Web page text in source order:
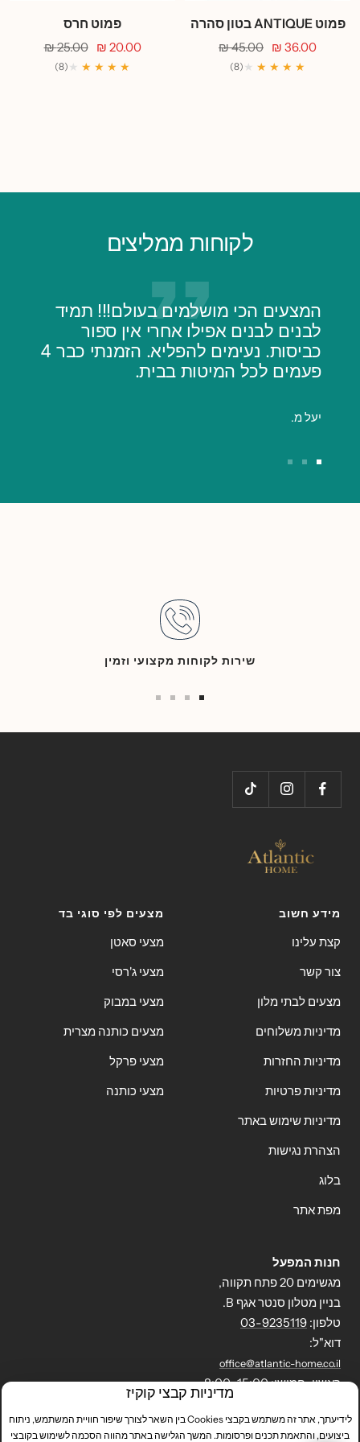
פמוט ANTIQUE בטון סהרה
מחיר
מבצע
36.00 ₪
מחיר
רגיל
45.00 ₪
★ ★ ★ ★
★
(8)
פמוט חרס
מחיר
מבצע
20.00 ₪
מחיר
רגיל
25.00 ₪
★ ★ ★ ★
★
(8)
לקוחות ממליצים
המצעים הכי מושלמים בעולם!!! תמיד
לבנים לבנים אפילו אחרי אין ספור
כביסות. נעימים להפליא. הזמנתי כבר 4
פעמים לכל המיטות בבית.
יעל מ.
שירות לקוחות מקצועי וזמין
מידע חשוב
קצת עלינו
צור קשר
מצעים לבתי מלון
מדיניות משלוחים
מדיניות החזרות
מדיניות פרטיות
מדיניות שימוש באתר
הצהרת נגישות
בלוג
מפת אתר
מצעים לפי סוגי בד
מצעי סאטן
מצעי ג'רסי
מצעי במבוק
מצעים כותנה מצרית
מצעי פרקל
מצעי כותנה
חנות המפעל
מגשימים 20 פתח תקווה,
בניין מטלון סנטר אגף B.
טלפון: 03-9235119
דוא"ל:
office@atlantic-home.co.il
ראשון-חמישי: 8:00-15:00
מדיניות קבצי קוקיז
לידיעתך, אתר זה משתמש בקבצי Cookies בין השאר לצורך שיפור חוויית המשתמש, ניתוח
ביצועים, והתאמת תכנים ופרסומות. המשך הגלישה באתר מהווה הסכמה לשימוש בקובצי